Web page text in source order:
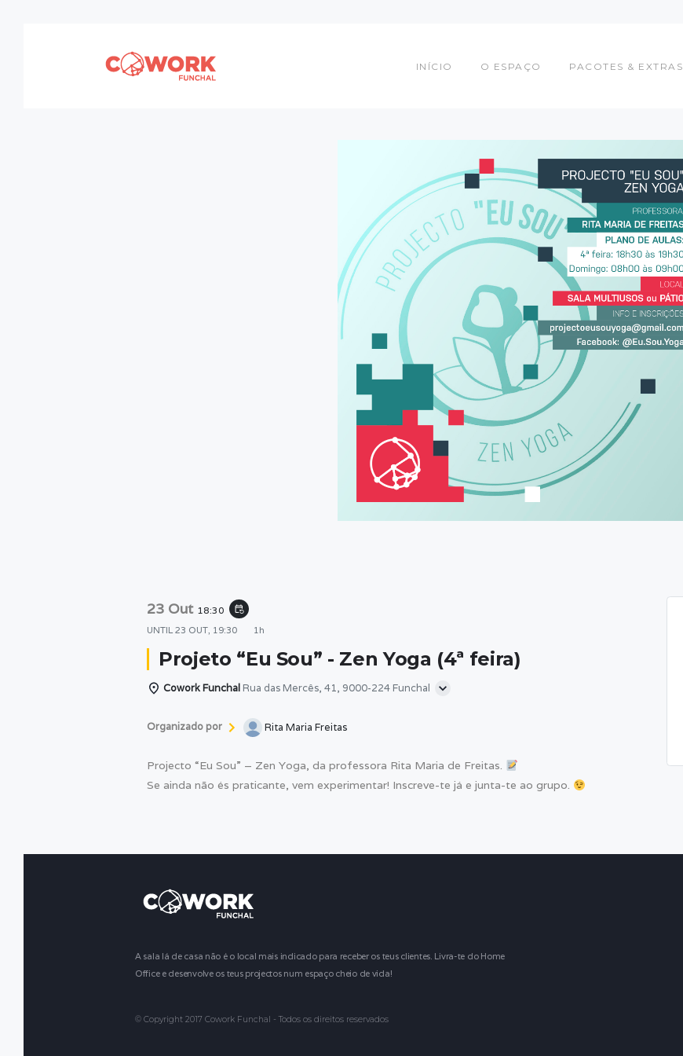
INÍCIO O ESPAÇO PACOTES & EXTRAS
COWORKERS
EVENTOS
CONTACTOS
23 Out 18:30 event_repeat
UNTIL 23 OUT, 19:30 1h
Projeto “Eu Sou” - Zen Yoga (4ª feira)
Cowork Funchal Rua das Mercês, 41, 9000-224 Funchal
Organizado por Rita Maria Freitas
Projecto “Eu Sou” – Zen Yoga, da professora Rita Maria de Freitas.
Se ainda não és praticante, vem experimentar! Inscreve-te já e junta-te ao grupo.
A sala lá de casa não é o local mais indicado para receber os teus clientes. Livra-te do Home
Office e desenvolve os teus projectos num espaço cheio de vida!
© Copyright 2017 Cowork Funchal - Todos os direitos reservados